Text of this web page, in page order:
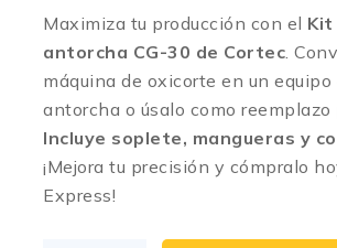
Maximiza tu producción con el Kit
antorcha CG-30 de Cortec.
máquina de oxicorte en un equipo
antorcha o úsalo como reemplazo
Incluye soplete, mangueras y
¡Mejora tu precisión y cómpralo
Express!